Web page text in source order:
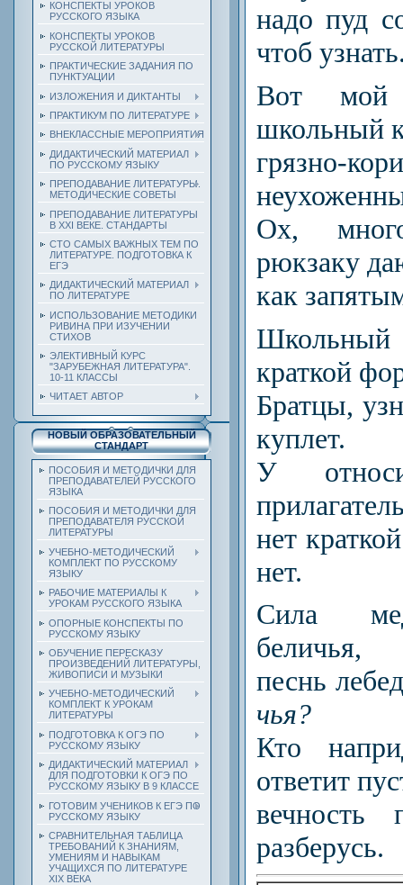
КОНСПЕКТЫ УРОКОВ
РУССКОГО ЯЗЫКА
КОНСПЕКТЫ УРОКОВ
РУССКОЙ ЛИТЕРАТУРЫ
ПРАКТИЧЕСКИЕ ЗАДАНИЯ ПО
ПУНКТУАЦИИ
ИЗЛОЖЕНИЯ И ДИКТАНТЫ
ПРАКТИКУМ ПО ЛИТЕРАТУРЕ
ВНЕКЛАССНЫЕ МЕРОПРИЯТИЯ
ДИДАКТИЧЕСКИЙ МАТЕРИАЛ
ПО РУССКОМУ ЯЗЫКУ
ПРЕПОДАВАНИЕ ЛИТЕРАТУРЫ.
МЕТОДИЧЕСКИЕ СОВЕТЫ
ПРЕПОДАВАНИЕ ЛИТЕРАТУРЫ
В XXI ВЕКЕ. СТАНДАРТЫ
СТО САМЫХ ВАЖНЫХ ТЕМ ПО
ЛИТЕРАТУРЕ. ПОДГОТОВКА К
ЕГЭ
ДИДАКТИЧЕСКИЙ МАТЕРИАЛ
ПО ЛИТЕРАТУРЕ
ИСПОЛЬЗОВАНИЕ МЕТОДИКИ
РИВИНА ПРИ ИЗУЧЕНИИ
СТИХОВ
ЭЛЕКТИВНЫЙ КУРС
"ЗАРУБЕЖНАЯ ЛИТЕРАТУРА".
10-11 КЛАССЫ
ЧИТАЕТ АВТОР
НОВЫЙ ОБРАЗОВАТЕЛЬНЫЙ
СТАНДАРТ
ПОСОБИЯ И МЕТОДИЧКИ ДЛЯ
ПРЕПОДАВАТЕЛЕЙ РУССКОГО
ЯЗЫКА
ПОСОБИЯ И МЕТОДИЧКИ ДЛЯ
ПРЕПОДАВАТЕЛЯ РУССКОЙ
ЛИТЕРАТУРЫ
УЧЕБНО-МЕТОДИЧЕСКИЙ
КОМПЛЕКТ ПО РУССКОМУ
ЯЗЫКУ
РАБОЧИЕ МАТЕРИАЛЫ К
УРОКАМ РУССКОГО ЯЗЫКА
ОПОРНЫЕ КОНСПЕКТЫ ПО
РУССКОМУ ЯЗЫКУ
ОБУЧЕНИЕ ПЕРЕСКАЗУ
ПРОИЗВЕДЕНИЙ ЛИТЕРАТУРЫ,
ЖИВОПИСИ И МУЗЫКИ
УЧЕБНО-МЕТОДИЧЕСКИЙ
КОМПЛЕКТ К УРОКАМ
ЛИТЕРАТУРЫ
ПОДГОТОВКА К ОГЭ ПО
РУССКОМУ ЯЗЫКУ
ДИДАКТИЧЕСКИЙ МАТЕРИАЛ
ДЛЯ ПОДГОТОВКИ К ОГЭ ПО
РУССКОМУ ЯЗЫКУ В 9 КЛАССЕ
ГОТОВИМ УЧЕНИКОВ К ЕГЭ ПО
РУССКОМУ ЯЗЫКУ
СРАВНИТЕЛЬНАЯ ТАБЛИЦА
ТРЕБОВАНИЙ К ЗНАНИЯМ,
УМЕНИЯМ И НАВЫКАМ
УЧАЩИХСЯ ПО ЛИТЕРАТУРЕ
ХIХ ВЕКА
надо пуд
чтоб
Вот мой
школьный
грязно-
Ох,
рюкзаку
как
краткой
Братцы,
куплет.
У
нет
нет.
Сила
беличья,
песнь
чья?
Кто
ответит
вечность
разберусь.